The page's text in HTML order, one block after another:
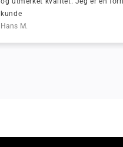
kunde
Hans M.